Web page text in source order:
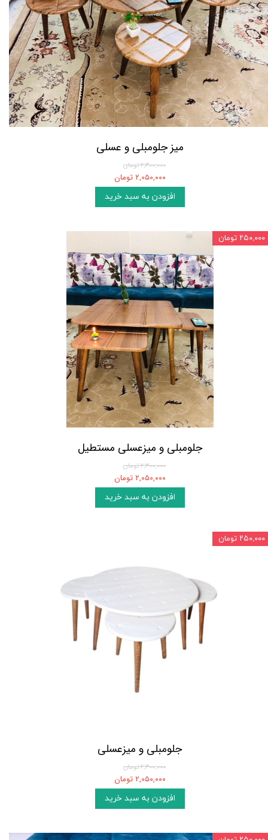
میز جلومبلی و عسلی
۲,۳۰۰,۰۰۰ تومان
۲,۰۵۰,۰۰۰ تومان
افزودن به سبد خرید
جلومبلی و میزعسلی مستطیل
۲,۳۰۰,۰۰۰ تومان
۲,۰۵۰,۰۰۰ تومان
افزودن به سبد خرید
۲۵۰,۰۰۰ تومان
جلومبلی و میزعسلی
۲,۳۰۰,۰۰۰ تومان
۲,۰۵۰,۰۰۰ تومان
افزودن به سبد خرید
۲۵۰,۰۰۰ تومان